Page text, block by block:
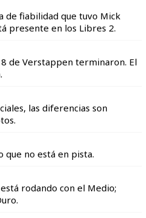
de fiabilidad que tuvo Mick
presente en los Libres 2.
de Verstappen terminaron. El
las diferencias son
que no está en pista.
rodando con el Medio;